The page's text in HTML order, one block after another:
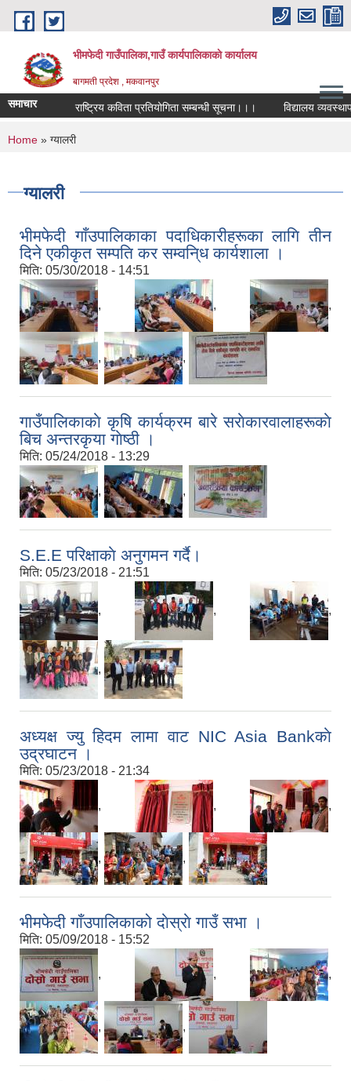
Skip to main content
भीमफेदी गाउँपालिका,गाउँ कार्यपालिकाकाे कार्यालय
बागमती प्रदेश , मकवानपुर
समाचार राष्ट्रिय कविता प्रतियोगिता सम्बन्धी सूचना।।। विद्यालय व्यवस्थापन
You are here
Home » ग्यालरी
ग्यालरी
भीमफेदी गाँउपालिकाका पदाधिकारीहरूका लागि तीन
दिने एकीकृत सम्पति कर सम्वनि्ध कार्यशाला ।
मिति: 05/30/2018 - 14:51
, , ,
, ,
गाउँपालिकाकाे कृषि कार्यक्रम बारे सराेकारवालाहरूकाे
बिच अन्तरकृया गाेष्ठी ।
मिति: 05/24/2018 - 13:29
, ,
S.E.E परिक्षाकाे अनुगमन गर्दै।
मिति: 05/23/2018 - 21:51
, , ,
,
अध्यक्ष ज्यु हिदम लामा वाट NIC Asia Bankकाे
उद्रघाटन ।
मिति: 05/23/2018 - 21:34
, , ,
, ,
भीमफेदी गाँउपालिकाको दाेस्राे गाउँ सभा ।
मिति: 05/09/2018 - 15:52
, , ,
, ,